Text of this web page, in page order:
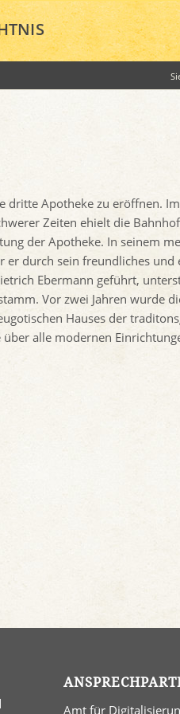
dritte Apotheke zu eröffnen.
Zeiten ehielt die
der Apotheke. In seinem
durch sein freundliches
Ebermann geführt,
Vor zwei Jahren wurde
Hauses der
alle modernen
Amt für